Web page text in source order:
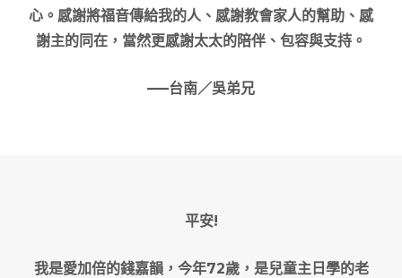
心。感謝將福音傳給我的人、感謝教會家人的幫助、感
謝主的同在，當然更感謝太太的陪伴、包容與支持。
—–台南／吳弟兄
平安!
我是愛加倍的錢嘉韻，今年72歲，是兒童主日學的老